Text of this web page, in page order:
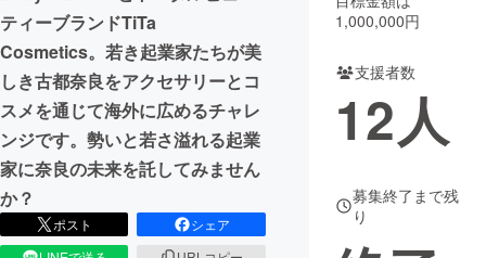
まちづくり・地域活性化
CAMPFIRE for Social Good
CAMPFIRE Creation
CAMPFIREふるさと納税machi-ya コミュニティ
ティーブランドTiTa
Cosmetics。若き起業家たちが美
しき古都奈良をアクセサリーとコ
スメを通じて海外に広めるチャレ
ンジです。勢いと若さ溢れる起業
家に奈良の未来を託してみません
か？
ポスト
シェア
1,000,000円
支援者数
12人
募集終了まで残
り